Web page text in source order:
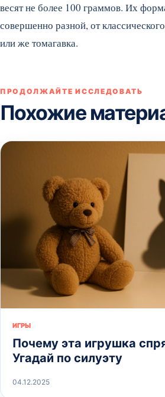
весят не более 100 граммов. Их
совершенно разной, от
или же томагавка.
ПРОДОЛЖАЙТЕ ИССЛЕДОВАТЬ
Похожие
ИГРЫ
Почему эта игрушка
Угадай по силуэту
04.12.2025